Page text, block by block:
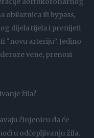
obilaznica ili bypass,
dijela tijela i prenijeti
“novu arteriju”. Jedino
vene, prenosi
žila?
činjenicu da će
u odčepljivanju žila,